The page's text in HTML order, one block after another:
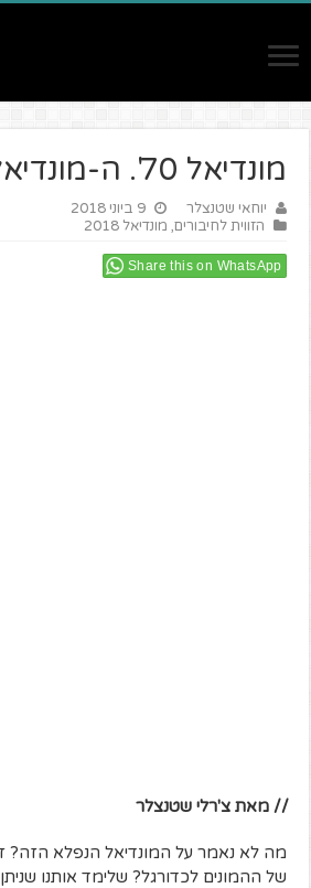
מונדיאל 70'. ה-מונדיאל.
יוחאי שטנצלר
9 ביוני 2018
הזווית לחיבורים, מונדיאל 2018
Share this on WhatsApp
// מאת צ'רלי שטנצלר
מה לא נאמר על המונדיאל הנפלא
של ההמונים לכדורגל? שלימד אותנו